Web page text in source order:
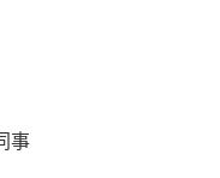
事